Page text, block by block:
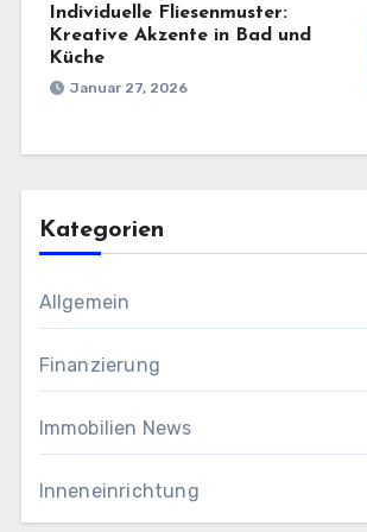
Individuelle Fliesenmuster:
Kreative Akzente in Bad und
Küche
Januar 27, 2026
Kategorien
Allgemein
Finanzierung
Immobilien News
Inneneinrichtung